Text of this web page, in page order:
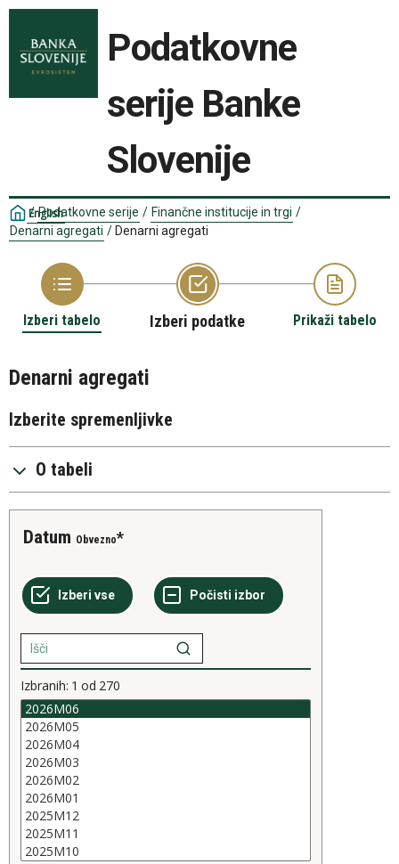
Podatkovne
serije Banke
Slovenije
English
/ Podatkovne serije / Finančne institucije in trgi /
Denarni agregati / Denarni agregati
Izberi tabelo Izberi podatke Prikaži tabelo
Denarni agregati
Izberite spremenljivke
O tabeli
Datum Obvezno
Izbranih: 1 od 270